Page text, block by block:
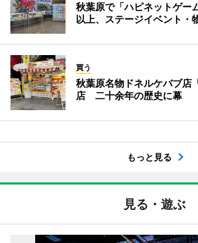
秋葉原で「ハピネットゲ
以上、ステージイベント・
買う
秋葉原名物ドネルケバブ店
店 二十余年の歴史に幕
もっと見る
見る・遊ぶ